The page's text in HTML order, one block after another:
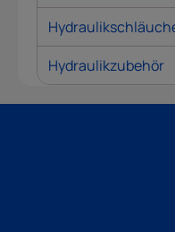
Hydraulikzubehör